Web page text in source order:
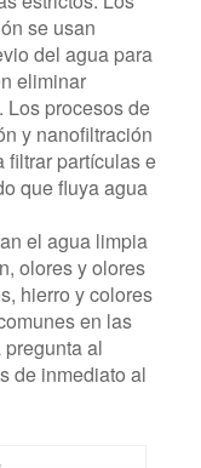
se usan
del agua para
eliminar
Los procesos de
y nanofiltración
filtrar partículas e
que fluya agua
el agua limpia
olores y olores
hierro y colores
en las
al
de inmediato al